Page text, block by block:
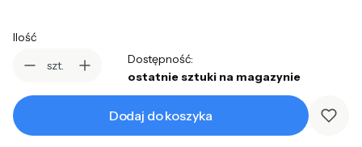
Ilość
szt.
Dostępność:
ostatnie sztuki na magazynie
Dodaj do koszyka